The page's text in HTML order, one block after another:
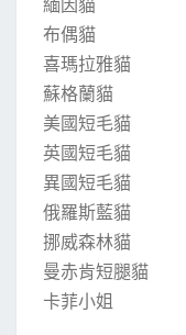
緬因貓
布偶貓
喜瑪拉雅貓
蘇格蘭貓
美國短毛貓
英國短毛貓
異國短毛貓
俄羅斯藍貓
挪威森林貓
曼赤肯短腿貓
卡菲小姐